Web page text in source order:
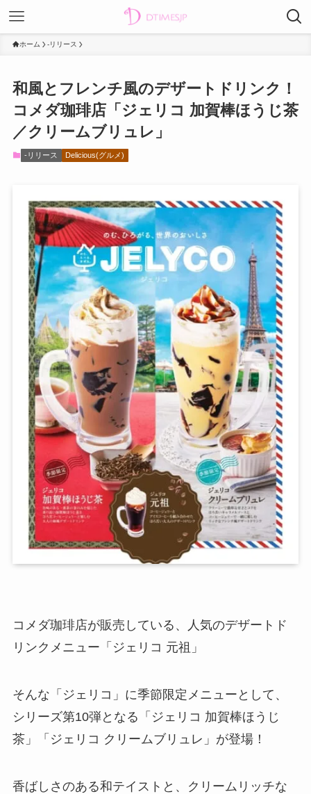
ホーム -リリース
和風とフレンチ風のデザートドリンク！
コメダ珈琲店「ジェリコ 加賀棒ほうじ茶
／クリームブリュレ」
-リリース Delicious(グルメ)
コメダ珈琲店が販売している、人気のデザートド
リンクメニュー「ジェリコ 元祖」
そんな「ジェリコ」に季節限定メニューとして、
シリーズ第10弾となる「ジェリコ 加賀棒ほうじ
茶」「ジェリコ クリームブリュレ」が登場！
香ばしさのある和テイストと、クリームリッチな